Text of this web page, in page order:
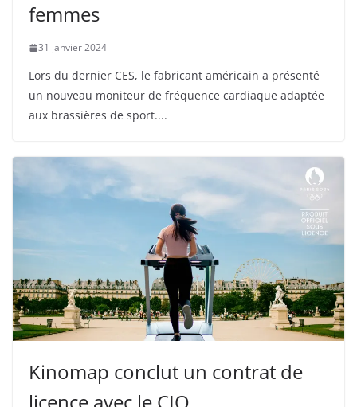
femmes
31 janvier 2024
Lors du dernier CES, le fabricant américain a présenté
un nouveau moniteur de fréquence cardiaque adaptée
aux brassières de sport.
Kinomap conclut un contrat de